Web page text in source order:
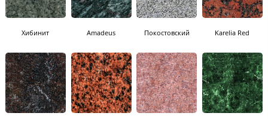
Хибинит Amadeus Покостовский Karelia Red